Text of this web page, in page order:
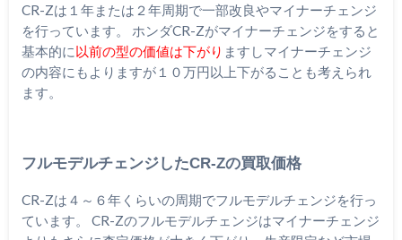
CR-Zは１年または２年周期で一部改良やマイナーチェンジ
を行っています。 ホンダCR-Zがマイナーチェンジをすると
基本的に以前の型の価値は下がり ますしマイナーチェンジ
の内容にもよりますが１０万円以上下がることも考えられ
ます。
フルモデルチェンジしたCR-Zの買取価格
CR-Zは４～６年くらいの周期でフルモデルチェンジを行っ
ています。 CR-Zのフルモデルチェンジはマイナーチェンジ